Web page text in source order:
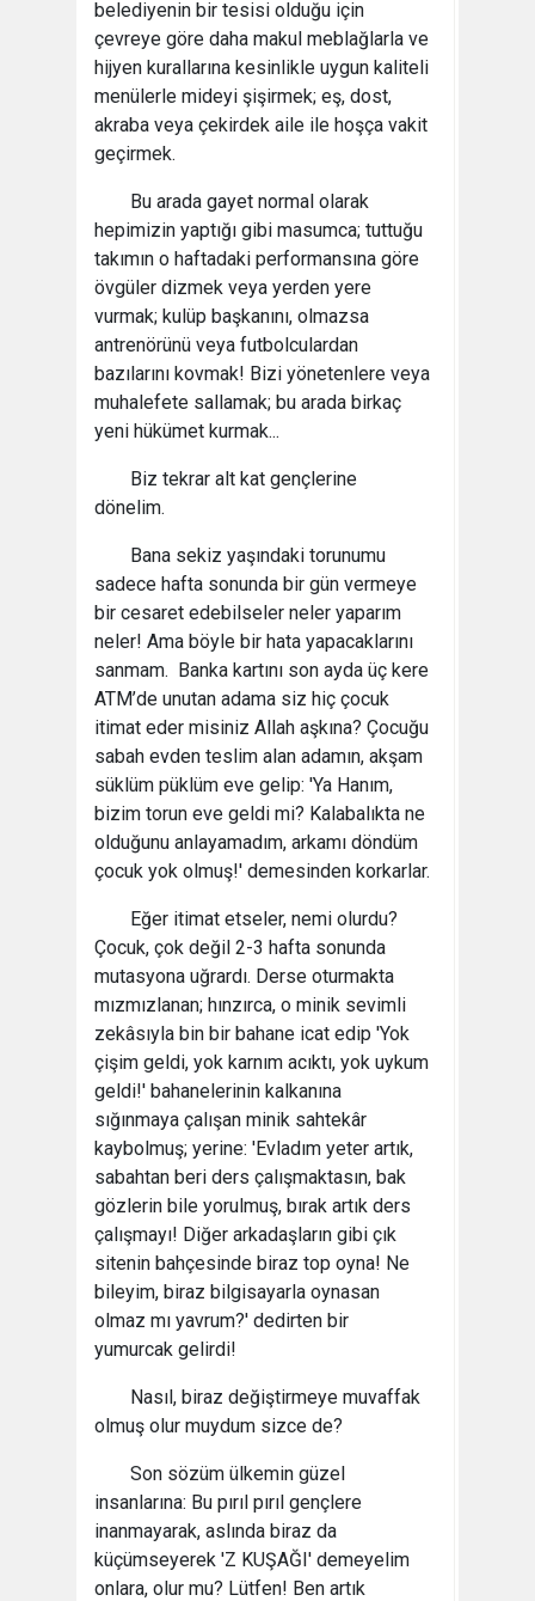
belediyenin bir tesisi olduğu için
çevreye göre daha makul meblağlarla ve
hijyen kurallarına kesinlikle uygun kaliteli
menülerle mideyi şişirmek; eş, dost,
akraba veya çekirdek aile ile hoşça vakit
geçirmek.
Bu arada gayet normal olarak
hepimizin yaptığı gibi masumca; tuttuğu
takımın o haftadaki performansına göre
övgüler dizmek veya yerden yere
vurmak; kulüp başkanını, olmazsa
antrenörünü veya futbolculardan
bazılarını kovmak! Bizi yönetenlere veya
muhalefete sallamak; bu arada birkaç
yeni hükümet kurmak...
Biz tekrar alt kat gençlerine
dönelim.
Bana sekiz yaşındaki torunumu
sadece hafta sonunda bir gün vermeye
bir cesaret edebilseler neler yaparım
neler! Ama böyle bir hata yapacaklarını
sanmam. Banka kartını son ayda üç kere
ATM’de unutan adama siz hiç çocuk
itimat eder misiniz Allah aşkına? Çocuğu
sabah evden teslim alan adamın, akşam
süklüm püklüm eve gelip: 'Ya Hanım,
bizim torun eve geldi mi? Kalabalıkta ne
olduğunu anlayamadım, arkamı döndüm
çocuk yok olmuş!' demesinden korkarlar.
Eğer itimat etseler, nemi olurdu?
Çocuk, çok değil 2-3 hafta sonunda
mutasyona uğrardı. Derse oturmakta
mızmızlanan; hınzırca, o minik sevimli
zekâsıyla bin bir bahane icat edip 'Yok
çişim geldi, yok karnım acıktı, yok uykum
geldi!' bahanelerinin kalkanına
sığınmaya çalışan minik sahtekâr
kaybolmuş; yerine: 'Evladım yeter artık,
sabahtan beri ders çalışmaktasın, bak
gözlerin bile yorulmuş, bırak artık ders
çalışmayı! Diğer arkadaşların gibi çık
sitenin bahçesinde biraz top oyna! Ne
bileyim, biraz bilgisayarla oynasan
olmaz mı yavrum?' dedirten bir
yumurcak gelirdi!
Nasıl, biraz değiştirmeye muvaffak
olmuş olur muydum sizce de?
Son sözüm ülkemin güzel
insanlarına: Bu pırıl pırıl gençlere
inanmayarak, aslında biraz da
küçümseyerek 'Z KUŞAĞI' demeyelim
onlara, olur mu? Lütfen! Ben artık